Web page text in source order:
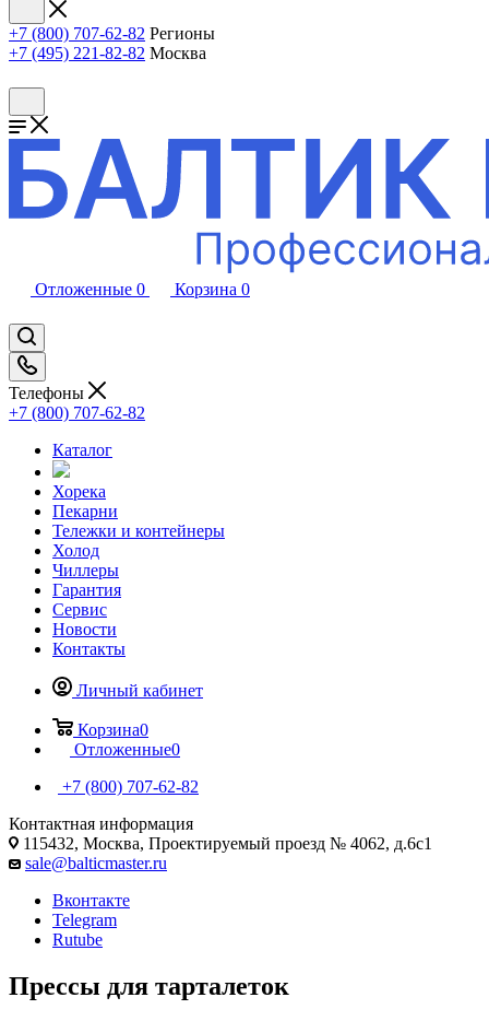
+7 (800) 707-62-82 Регионы
+7 (495) 221-82-82 Москва
Отложенные 0 Корзина 0
Телефоны
+7 (800) 707-62-82
Каталог
Хорека
Пекарни
Тележки и контейнеры
Холод
Чиллеры
Гарантия
Сервис
Новости
Контакты
Личный кабинет
Корзина0
Отложенные0
+7 (800) 707-62-82
Контактная информация
115432, Москва, Проектируемый проезд № 4062, д.6с1
sale@balticmaster.ru
Вконтакте
Telegram
Rutube
Прессы для тарталеток